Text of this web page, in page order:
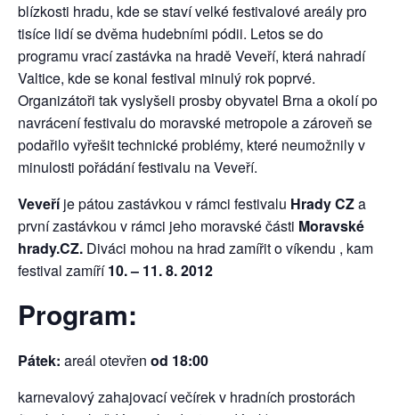
blízkosti hradu, kde se staví velké festivalové areály pro
tisíce lidí se dvěma hudebními pódii. Letos se do
programu vrací zastávka na hradě Veveří, která nahradí
Valtice, kde se konal festival minulý rok poprvé.
Organizátoři tak vyslyšeli prosby obyvatel Brna a okolí po
navrácení festivalu do moravské metropole a zároveň se
podařilo vyřešit technické problémy, které neumožnily v
minulosti pořádání festivalu na Veveří.
Veveříje pátou zastávkou v rámci festivalu Hrady CZa
první zastávkou v rámci jeho moravské části Moravské
hrady.CZ. Diváci mohou na hrad zamířit o víkendu , kam
festival zamíří10. – 11. 8. 2012
Program:
Pátek: areál otevřen od 18:00
karnevalový zahajovací večírek v hradních prostorách